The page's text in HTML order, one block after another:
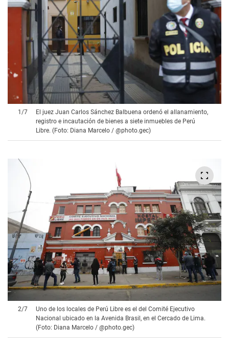
1/7
El juez Juan Carlos Sánchez Balbuena ordenó el allanamiento,
registro e incautación de bienes a siete inmuebles de Perú
Libre. (Foto: Diana Marcelo / @photo.gec)
2/7
Uno de los locales de Perú Libre es el del Comité Ejecutivo
Nacional ubicado en la Avenida Brasil, en el Cercado de Lima.
(Foto: Diana Marcelo / @photo.gec)